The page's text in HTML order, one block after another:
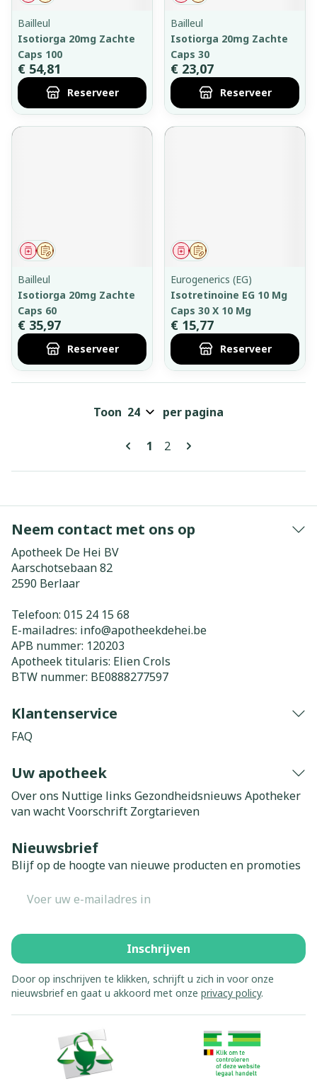
Bailleul
Isotiorga 20mg Zachte
Caps 100
€ 54,81
Reserveer
Bailleul
Isotiorga 20mg Zachte
Caps 30
€ 23,07
Reserveer
Op voorschrift
Geneesmiddel
Bailleul
Isotiorga 20mg Zachte
Caps 60
€ 35,97
Reserveer
Op voorschrift
Geneesmiddel
Eurogenerics (EG)
Isotretinoine EG 10 Mg
Caps 30 X 10 Mg
€ 15,77
Reserveer
Pagina's
U lees momenteel pagina
1 Pagina
2
Toon per pagina
Neem contact met ons op
Apotheek De Hei BV
Aarschotsebaan 82
2590 Berlaar
Telefoon: 015 24 15 68
E-mailadres: info@apotheekdehei.be
APB nummer: 120203
Apotheek titularis: Elien Crols
BTW nummer: BE0888277597
Klantenservice
FAQ
Uw apotheek
Over ons Nuttige links Gezondheidsnieuws Apotheker
van wachtVoorschrift Zorgtarieven
Nieuwsbrief
Blijf op de hoogte van nieuwe producten en promoties
Inschrijven
Door op inschrijven te klikken, schrijft u zich in voor onze
nieuwsbrief en gaat u akkoord met onze privacy policy.